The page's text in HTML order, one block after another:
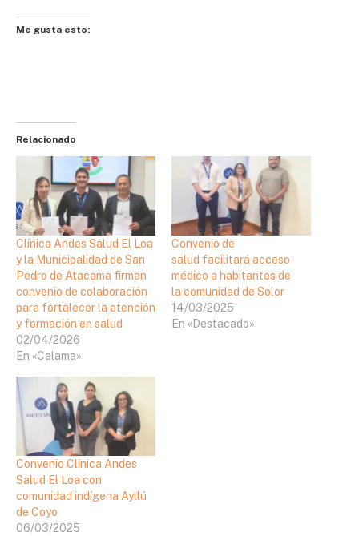
Me gusta esto:
Relacionado
Clínica Andes Salud El Loa
y la Municipalidad de San
Pedro de Atacama firman
convenio de colaboración
para fortalecer la atención
y formación en salud
02/04/2026
En «Calama»
Convenio de
salud facilitará acceso
médico a habitantes de
la comunidad de Solor
14/03/2025
En «Destacado»
Convenio Clínica Andes
Salud El Loa con
comunidad indígena Ayllú
de Coyo
06/03/2025